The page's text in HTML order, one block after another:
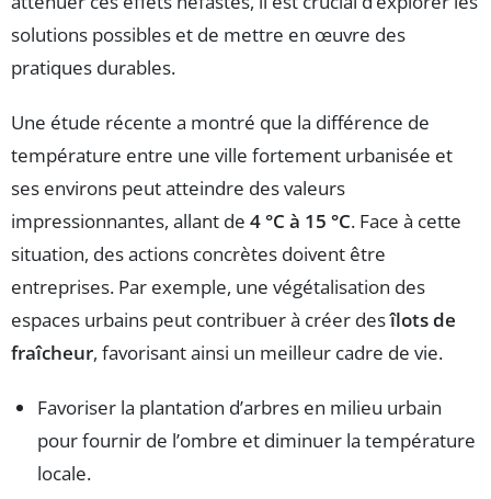
solutions possibles et de mettre en œuvre des
pratiques durables.
Une étude récente a montré que la différence de
température entre une ville fortement urbanisée et
ses environs peut atteindre des valeurs
impressionnantes, allant de 4 °C à 15 °C. Face à cette
situation, des actions concrètes doivent être
entreprises. Par exemple, une végétalisation des
espaces urbains peut contribuer à créer desîlots de
fraîcheur, favorisant ainsi un meilleur cadre de vie.
Favoriser la plantation d’arbres en milieu urbain
pour fournir de l’ombre et diminuer la température
locale.